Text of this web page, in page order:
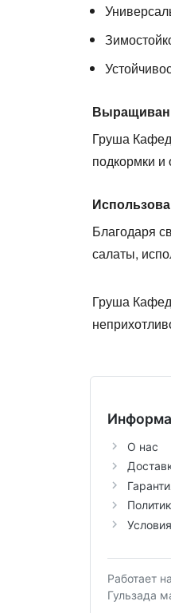
Груша
подкормки и
Благодаря
салаты,
Груша
О нас
Работает на
Гульзада